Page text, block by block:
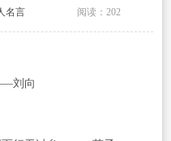
名言 阅读：202
刘向